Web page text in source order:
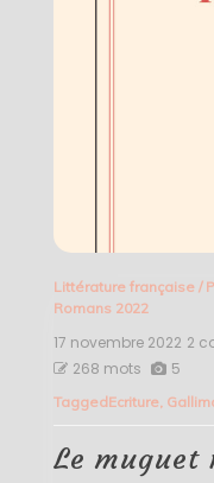
Littérature française/
Romans 2022
17 novembre 2022 2
268 mots 5
TaggedEcriture,
Le muguet